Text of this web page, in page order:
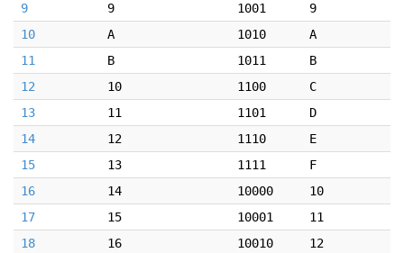
9
9 1001
9
10
A 1010
A
11
B 1011
B
12
10 1100
C
13
11 1101
D
14
12 1110
E
15
13 1111
F
16
14 10000
10
17
15 10001
11
18
16 10010
12